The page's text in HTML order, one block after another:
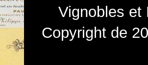
Vignobles et
Copyright de